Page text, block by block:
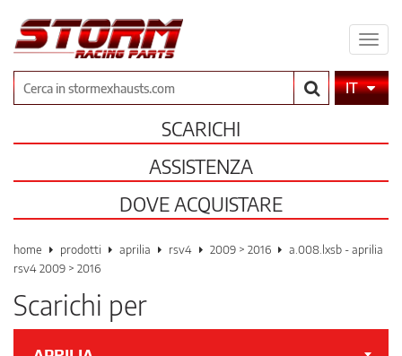
il
CercaIT
SCARICHI
ASSISTENZA
DOVE ACQUISTARE
home prodotti aprilia rsv4 2009 > 2016
a.008.lxsb - aprilia
rsv4 2009 > 2016
Scarichi per